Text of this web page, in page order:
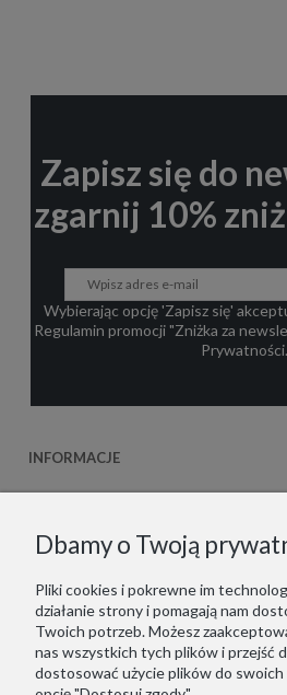
Zapisz się do
zgarnij 10%
Wybierając opcję 'Zapisz się'
Regulamin promocji "Zniżka za
Prywatności.
INFORMACJE
KONTAKT
Dbamy o Twoją
Pliki cookies i pokrewne im
działanie strony i pomagają nam
Twoich potrzeb. Możesz
nas wszystkich tych plików i przejść
dostosować użycie plików do